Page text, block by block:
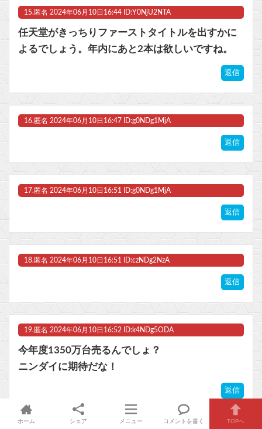
15. 匿名 2024年06月10日16:44 ID:Y0NjU2NTA
任天堂がきっちりファーストタイトルを出すかに
よるでしょう。年内にあと2本は欲しいですね。
返信
16. 匿名 2024年06月10日16:47 ID:g0NDg1MjA
返信
17. 匿名 2024年06月10日16:51 ID:g0NDg1MjA
返信
18. 匿名 2024年06月10日16:51 ID:czNDg2NzA
返信
19. 匿名 2024年06月10日16:52 ID:k4NDg5ODA
今年度1350万台売るんでしょ？
ニンダイに期待だな！
返信
ホーム シェア メニュー コメントを書く TOPへ